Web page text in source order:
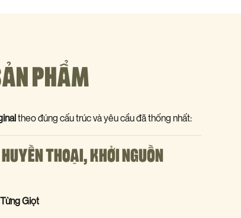
PHẨM
theo đúng cấu trúc và yêu cầu đã thống nhất:
THOẠI, KHỞI NGUỒN
Giọt